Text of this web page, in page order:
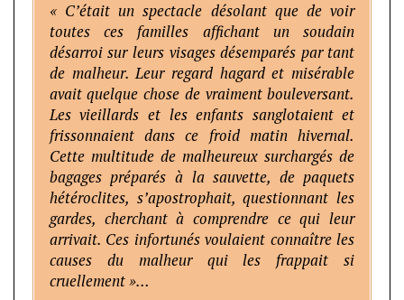
« C’était un spectacle désolant que de voir
toutes ces familles affichant un soudain
désarroi sur leurs visages désemparés par tant
de malheur. Leur regard hagard et misérable
avait quelque chose de vraiment bouleversant.
Les vieillards et les enfants sanglotaient et
frissonnaient dans ce froid matin hivernal.
Cette multitude de malheureux surchargés de
bagages préparés à la sauvette, de paquets
hétéroclites, s’apostrophait, questionnant les
gardes, cherchant à comprendre ce qui leur
arrivait. Ces infortunés voulaient connaître les
causes du malheur qui les frappait si
cruellement »…